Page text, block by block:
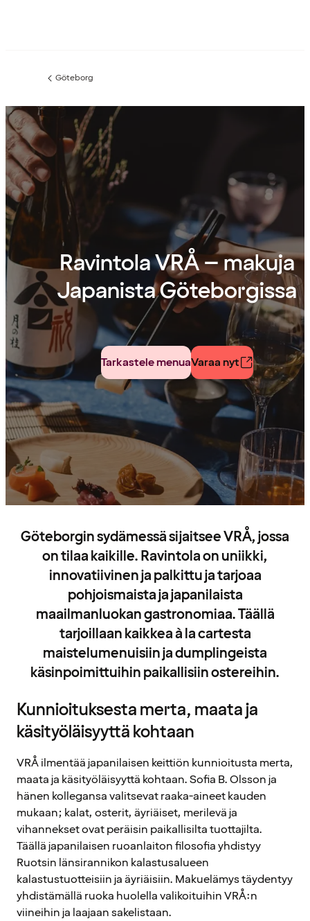
Edellinen
Göteborg
Ravintola VRÅ – makuja
Japanista Göteborgissa
Tarkastele menuaVaraa nyt
Göteborgin sydämessä sijaitsee VRÅ, jossa
on tilaa kaikille. Ravintola on uniikki,
innovatiivinen ja palkittu ja tarjoaa
pohjoismaista ja japanilaista
maailmanluokan gastronomiaa. Täällä
tarjoillaan kaikkea à la cartesta
maistelumenuisiin ja dumplingeista
käsinpoimittuihin paikallisiin ostereihin.
Kunnioituksesta merta, maata ja
käsityöläisyyttä kohtaan
VRÅ ilmentää japanilaisen keittiön kunnioitusta merta,
maata ja käsityöläisyyttä kohtaan. Sofia B. Olsson ja
hänen kollegansa valitsevat raaka-aineet kauden
mukaan; kalat, osterit, äyriäiset, merilevä ja
vihannekset ovat peräisin paikallisilta tuottajilta.
Täällä japanilaisen ruoanlaiton filosofia yhdistyy
Ruotsin länsirannikon kalastusalueen
kalastustuotteisiin ja äyriäisiin. Makuelämys täydentyy
yhdistämällä ruoka huolella valikoituihin VRÅ:n
viineihin ja laajaan sakelistaan.